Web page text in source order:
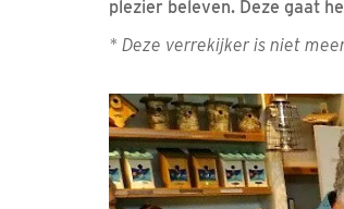
plezier beleven. Deze gaat
* Deze verrekijker is niet